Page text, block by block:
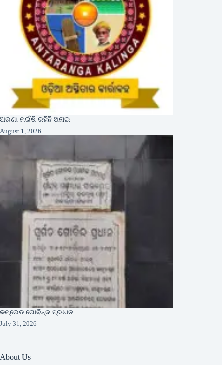
ଅରଣା ମଇଁଷି ରହିଛି ଅନାଇ
August 1, 2026
କମ୍ରେଡ ଗୋବିନ୍ଦ ପ୍ରଧାନ
July 31, 2026
About Us